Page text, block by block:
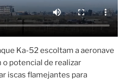
Ka-52 escoltam a aeronave
potencial de realizar
iscas flamejantes para